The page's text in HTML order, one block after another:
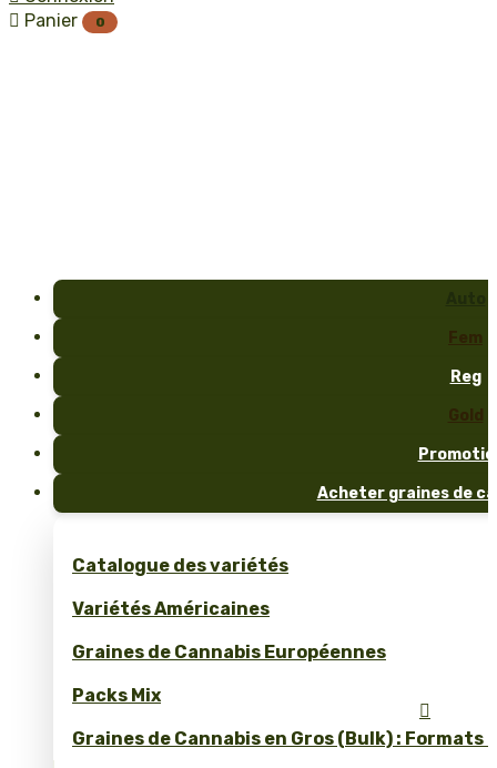
 Panier 0
Fem
Reg
Gold
Acheter graines de
Catalogue des variétés
Variétés Américaines
Graines de Cannabis Européennes
Packs Mix
Graines de Cannabis en Gros (Bulk) : Formats
